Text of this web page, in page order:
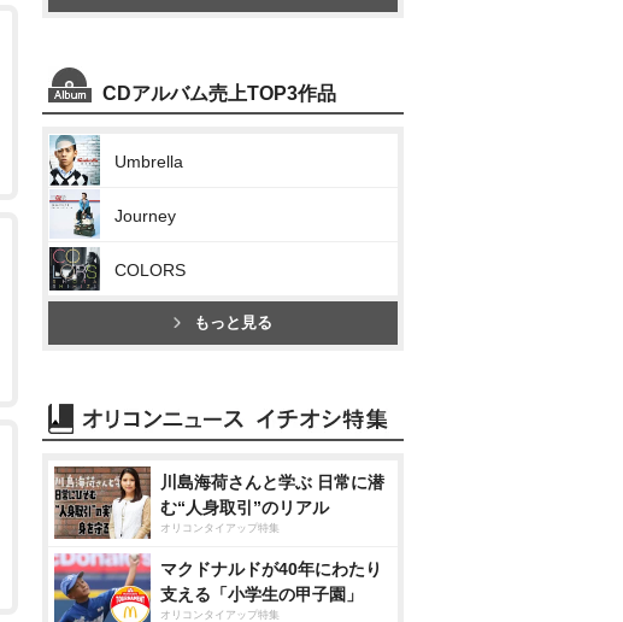
CDアルバム売上TOP3作品
Umbrella
Journey
COLORS
もっと見る
川島海荷さんと学ぶ 日常に潜
む“人身取引”のリアル
オリコンタイアップ特集
マクドナルドが40年にわたり
支える「小学生の甲子園」
オリコンタイアップ特集